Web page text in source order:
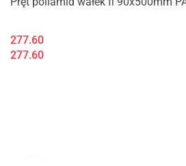
277.60
277.60